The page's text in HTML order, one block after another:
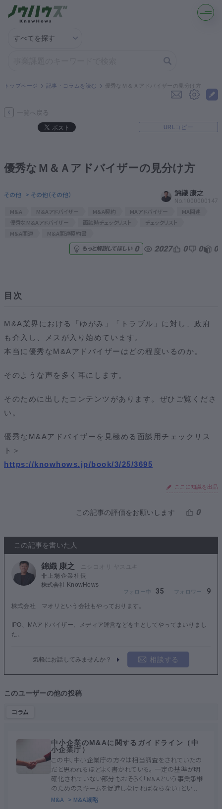
解決策を募集する
契約書ひな型を探す
専門家に電話する
資本政策を無料でお試し
無料でアンケート
ログイン
トップページ 記事・コラムを読む 優秀なＭ＆Ａアドバイザーの見分け方
一覧へ戻る
URLコピー
優秀なＭ＆Ａアドバイザーの見分け方
その他 > その他（その他） 錦織 康之
No.1000000147
M&A M＆Aアドバイザー M&A契約 MAアドバイザー
MA関連
優秀なM&Aアドバイザー
面談時チェックリスト
チェックリスト
M&A関連
M&A関連契約書
もっと解説してほしい 0 2027 0 0 0
目次
M&A業界における「ゆがみ」「トラブル」に対し、政府
も介入し、メスが入り始めています。
本当に優秀なM&Aアドバイザーはどの程度いるのか。
そのような声を多く耳にします。
そのために出したコンテンツがあります。ぜひご覧くださ
い。
優秀なM&Aアドバイザーを見極める面談用チェックリス
ト＞
https://knowhows.jp/book/3/25/3695
ここに知識を出品
この記事の評価をお願いします 0
この記事を書いた人
錦織 康之
非上場企業社長
株式会社 KnowHows
35 9
株式会社 マオリという会社もやっております。
IPO、MAアドバイザー、メディア運営などを主としてやってまいりまし
た。
気軽にお話してみませんか？ 相談する
このユーザーの他の投稿
コラム
中小企業のM&Aに関するガイドライン（中
小企業庁）
この中、中小企業庁の方々は相当調査をされていたの
だと思われるほどよく書かれている。 一定の基準が明
確化されていない部分もおそらく「M&Aという事業承継
のためのスキームを促進しなければならない」とい...
M&A > M&A戦略